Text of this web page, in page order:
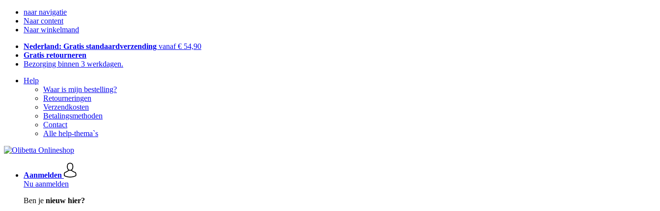
naar navigatie
Naar content
Naar winkelmand
Nederland: Gratis standaardverzending vanaf € 54,90
Gratis retourneren
Bezorging binnen 3 werkdagen.
Help
Waar is mijn bestelling?
Retourneringen
Verzendkosten
Betalingsmethoden
Contact
Alle help-thema`s
Aanmelden
Nu aanmelden
Ben je nieuw hier?